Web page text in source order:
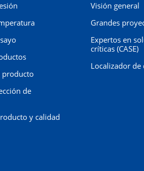
producto
de
y calidad
Visión general
Grandes
Expertos en
críticas (CASE)
Localizador